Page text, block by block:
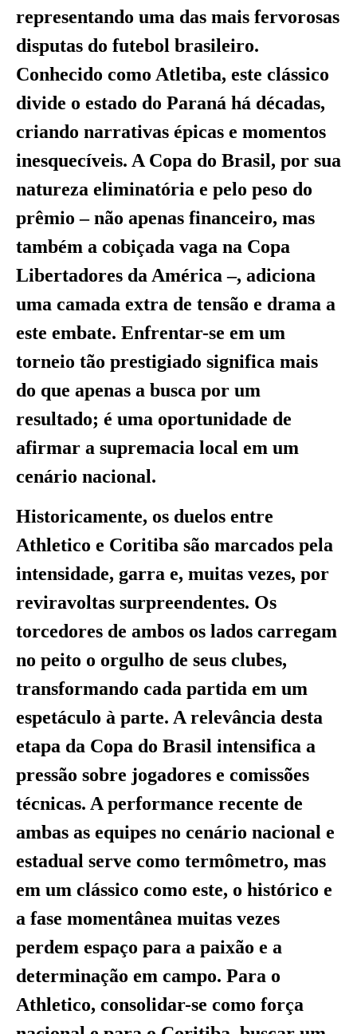
representando uma das mais fervorosas
disputas do futebol brasileiro.
Conhecido como Atletiba, este clássico
divide o estado do Paraná há décadas,
criando narrativas épicas e momentos
inesquecíveis. A Copa do Brasil, por sua
natureza eliminatória e pelo peso do
prêmio – não apenas financeiro, mas
também a cobiçada vaga na Copa
Libertadores da América –, adiciona
uma camada extra de tensão e drama a
este embate. Enfrentar-se em um
torneio tão prestigiado significa mais
do que apenas a busca por um
resultado; é uma oportunidade de
afirmar a supremacia local em um
cenário nacional.
Historicamente, os duelos entre
Athletico e Coritiba são marcados pela
intensidade, garra e, muitas vezes, por
reviravoltas surpreendentes. Os
torcedores de ambos os lados carregam
no peito o orgulho de seus clubes,
transformando cada partida em um
espetáculo à parte. A relevância desta
etapa da Copa do Brasil intensifica a
pressão sobre jogadores e comissões
técnicas. A performance recente de
ambas as equipes no cenário nacional e
estadual serve como termômetro, mas
em um clássico como este, o histórico e
a fase momentânea muitas vezes
perdem espaço para a paixão e a
determinação em campo. Para o
Athletico, consolidar-se como força